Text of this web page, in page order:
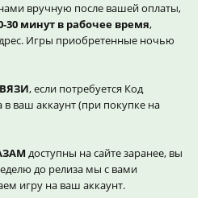
вручную после вашей оплаты,
30 минут в рабочее время,
Игры приобретенные ночью
, если потребуется Код
в ваш аккаунт (при покупке на
доступны на сайте заранее, вы
до релиза мы с вами
игру на ваш аккаунт.